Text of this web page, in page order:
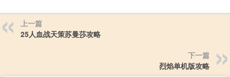
上一篇
25人血战天策苏曼莎攻略
下一篇
烈焰单机版攻略